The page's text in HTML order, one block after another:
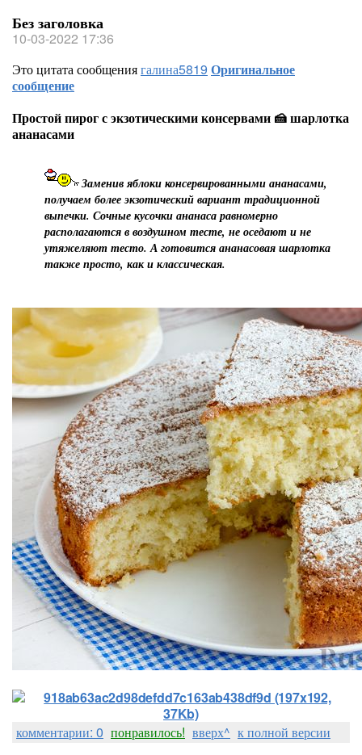
Без заголовка
10-03-2022 17:36
Это цитата сообщениягалина5819 Оригинальное
сообщение
Простой пирог с экзотическими консервами 🍰 шарлотка
ананасами
Заменив яблоки консервированными ананасами,
получаем более экзотический вариант традиционной
выпечки. Сочные кусочки ананаса равномерно
располагаются в воздушном тесте, не оседают и не
утяжеляют тесто. А готовится ананасовая шарлотка
также просто, как и классическая.
комментарии: 0 понравилось! вверх^ к полной версии